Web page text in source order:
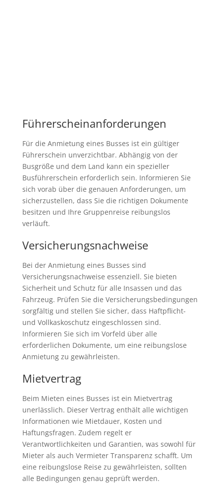
Führerscheinanforderungen
Für die Anmietung eines Busses ist ein gültiger
Führerschein unverzichtbar. Abhängig von der
Busgröße und dem Land kann ein spezieller
Busführerschein erforderlich sein. Informieren Sie
sich vorab über die genauen Anforderungen, um
sicherzustellen, dass Sie die richtigen Dokumente
besitzen und Ihre Gruppenreise reibungslos
verläuft.
Versicherungsnachweise
Bei der Anmietung eines Busses sind
Versicherungsnachweise essenziell. Sie bieten
Sicherheit und Schutz für alle Insassen und das
Fahrzeug. Prüfen Sie die Versicherungsbedingungen
sorgfältig und stellen Sie sicher, dass Haftpflicht-
und Vollkaskoschutz eingeschlossen sind.
Informieren Sie sich im Vorfeld über alle
erforderlichen Dokumente, um eine reibungslose
Anmietung zu gewährleisten.
Mietvertrag
Beim Mieten eines Busses ist ein Mietvertrag
unerlässlich. Dieser Vertrag enthält alle wichtigen
Informationen wie Mietdauer, Kosten und
Haftungsfragen. Zudem regelt er
Verantwortlichkeiten und Garantien, was sowohl für
Mieter als auch Vermieter Transparenz schafft. Um
eine reibungslose Reise zu gewährleisten, sollten
alle Bedingungen genau geprüft werden.